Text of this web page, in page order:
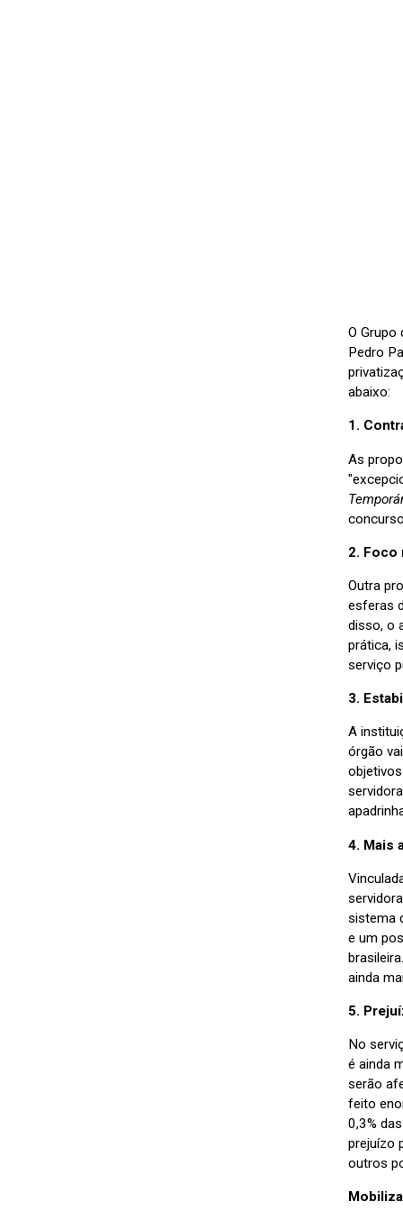
O Grupo
Pedro
abaixo:
1.
As
2. Foco
Outra
esferas
disso, o
prática,
serviço
3.
A
órgão
4. Mais
sistema
e um
ainda
5.
No
é ainda
serão
feito
0,3%
prejuízo
outros